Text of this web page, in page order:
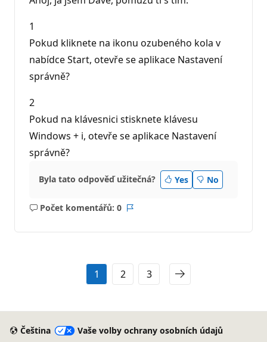
1
Pokud kliknete na ikonu ozubeného kola v
nabídce Start, otevře se aplikace Nastavení
správně?
2
Pokud na klávesnici stisknete klávesu
Windows + i, otevře se aplikace Nastavení
správně?
Byla tato odpověď užitečná? Yes No
Počet komentářů: 0
Žádné
1 2 3
Čeština Vaše volby ochrany osobních údajů